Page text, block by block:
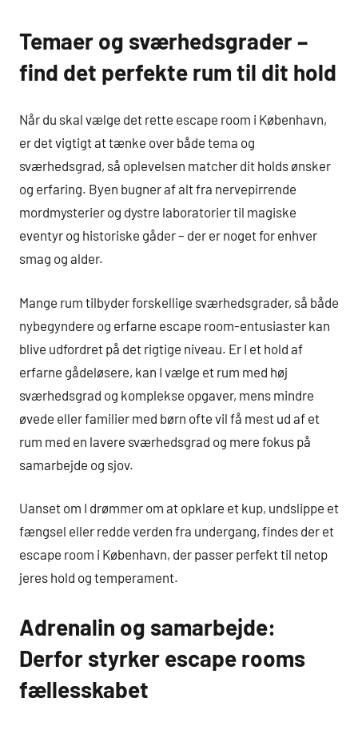
Temaer og sværhedsgrader –
find det perfekte rum til dit hold
Når du skal vælge det rette escape room i København,
er det vigtigt at tænke over både tema og
sværhedsgrad, så oplevelsen matcher dit holds ønsker
og erfaring. Byen bugner af alt fra nervepirrende
mordmysterier og dystre laboratorier til magiske
eventyr og historiske gåder – der er noget for enhver
smag og alder.
Mange rum tilbyder forskellige sværhedsgrader, så både
nybegyndere og erfarne escape room-entusiaster kan
blive udfordret på det rigtige niveau. Er I et hold af
erfarne gådeløsere, kan I vælge et rum med høj
sværhedsgrad og komplekse opgaver, mens mindre
øvede eller familier med børn ofte vil få mest ud af et
rum med en lavere sværhedsgrad og mere fokus på
samarbejde og sjov.
Uanset om I drømmer om at opklare et kup, undslippe et
fængsel eller redde verden fra undergang, findes der et
escape room i København, der passer perfekt til netop
jeres hold og temperament.
Adrenalin og samarbejde:
Derfor styrker escape rooms
fællesskabet